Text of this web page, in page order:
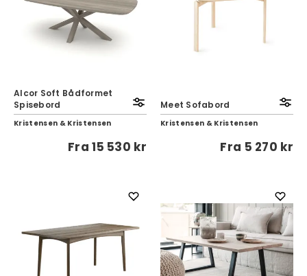
Alcor Soft Bådformet
Spisebord
Kristensen & Kristensen
Fra15 530 kr
Meet Sofabord
Kristensen & Kristensen
Fra 5 270 kr